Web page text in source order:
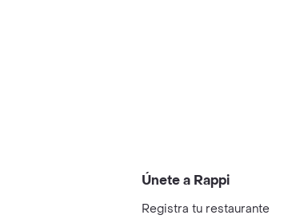
Únete a Rappi
Registra tu restaurante